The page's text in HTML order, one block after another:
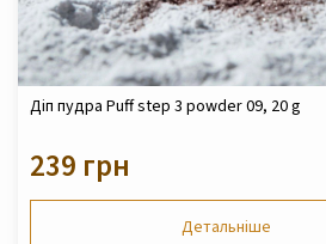
Діп пудра Puff step 3 powder 09, 20 g
239 грн
Детальніше